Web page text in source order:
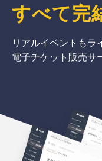
すべて完
リアルイベントもラ
電子チケット販売サ